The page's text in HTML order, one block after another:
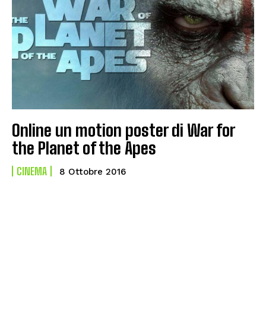
Online un motion poster di War for
the Planet of the Apes
CINEMA 8 Ottobre 2016